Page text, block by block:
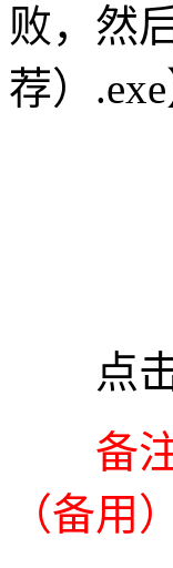
败，然
荐）.exe
点击
备注
（备用